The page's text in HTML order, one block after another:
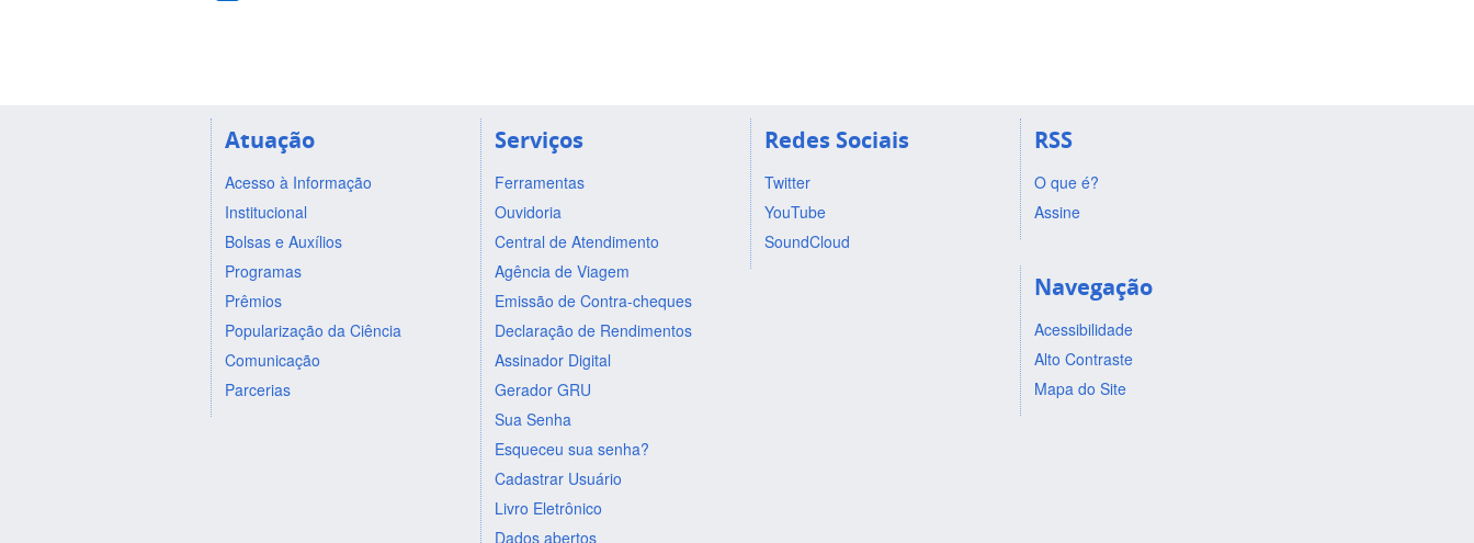
Atuação
Acesso à Informação
Institucional
Bolsas e Auxílios
Programas
Prêmios
Popularização da Ciência
Comunicação
Parcerias
Serviços
Ferramentas
Ouvidoria
Central de Atendimento
Agência de Viagem
Emissão de Contra-cheques
Declaração de Rendimentos
Assinador Digital
Gerador GRU
Sua Senha
Esqueceu sua senha?
Cadastrar Usuário
Livro Eletrônico
Dados abertos
Redes Sociais
Twitter
YouTube
SoundCloud
RSS
O que é?
Assine
Navegação
Acessibilidade
Alto Contraste
Mapa do Site